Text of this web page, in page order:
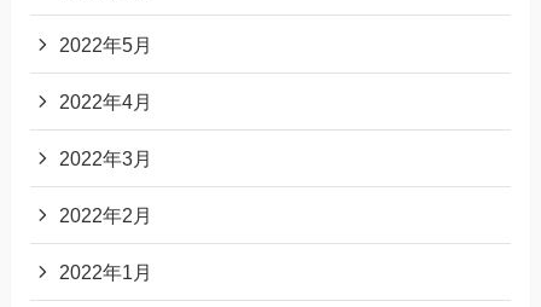
2022年5月
2022年4月
2022年3月
2022年2月
2022年1月